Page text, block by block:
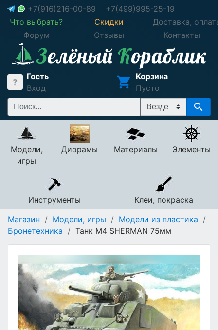
+7(916)216-00-89
+7(499)995-25-19
Что выбрать?
Скидки
Доставка,
Форум
Отзывы Контакты
Гость
Вход
Корзина
Пусто
Модели,
игры
Диорамы Материалы Элементы
Инструменты
Клеи, покраска
Магазин / Модели, игры / Модели из пластика /
Бронетехника / Танк M4 SHERMAN 75мм